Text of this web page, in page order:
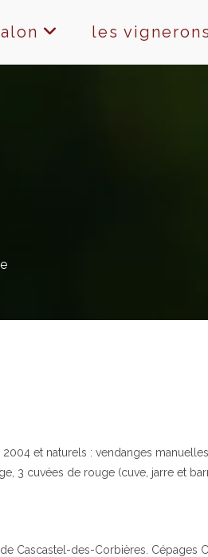
les vignerons
et naturels : vendanges
3 cuvées de rouge (cuve, jarre et
Cascastel-des-Corbières. Cépages